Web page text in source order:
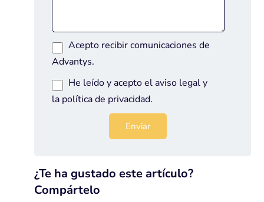
Acepto recibir comunicaciones de
Advantys.
He leído y acepto el aviso legaly
la política de privacidad.
¿Te ha gustado este artículo?
Compártelo